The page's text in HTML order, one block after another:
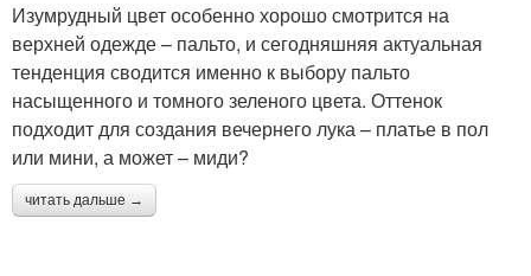
Изумрудный цвет особенно хорошо смотрится на
верхней одежде – пальто, и сегодняшняя актуальная
тенденция сводится именно к выбору пальто
насыщенного и томного зеленого цвета. Оттенок
подходит для создания вечернего лука – платье в пол
или мини, а может – миди?
читать дальше →